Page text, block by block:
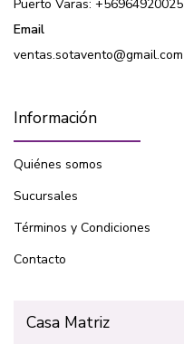
Puerto Varas: +56964920025
Email
ventas.sotavento@gmail.com
Información
Quiénes somos
Sucursales
Términos y Condiciones
Contacto
Casa Matriz